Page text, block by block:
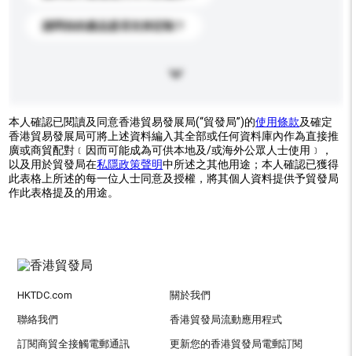
請問你的產品是否支持定制？
本人確認已閱讀及同意香港貿易發展局(“貿發局”)的使用條款及確定
香港貿易發展局可將上述資料編入其全部或任何資料庫內作為直接推
廣或商貿配對﹝因而可能成為可供本地及/或海外公眾人士使用﹞，
以及用於貿發局在私隱政策聲明中所述之其他用途；本人確認已獲得
此表格上所述的每一位人士同意及授權，將其個人資料提供予貿發局
作此表格提及的用途。
HKTDC.com 關於我們
聯絡我們 香港貿發局流動應用程式
訂閱商貿全接觸電郵通訊 更新您的香港貿發局電郵訂閱